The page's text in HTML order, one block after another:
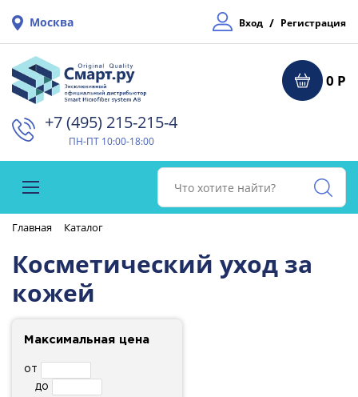
Москва Вход / Регистрация
0 Р
+7 (495) 215-215-4⁠
ПН-ПТ 10:00-18:00
Главная Каталог
Косметический уход за
кожей
Максимальная цена
от
до